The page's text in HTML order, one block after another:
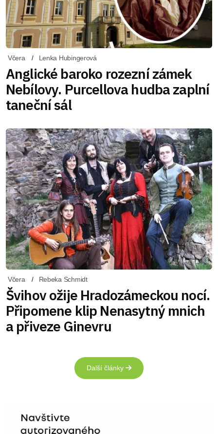
Včera Lenka Hubingerová
Anglické baroko rozezní zámek
Nebílovy. Purcellova hudba zaplní
taneční sál
Včera Rebeka Schmidt
Švihov ožije Hradozámeckou nocí.
Připomene klip Nenasytný mnich
a přiveze Ginevru
Další články